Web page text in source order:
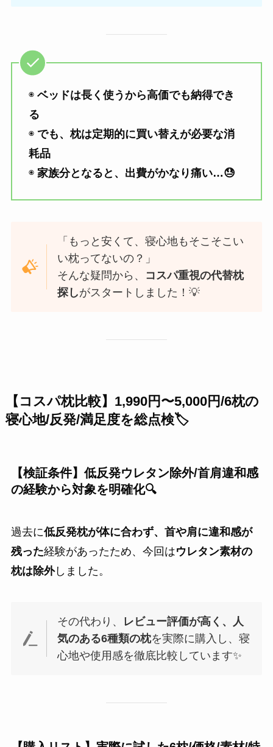
◉ ベッドは長く使うから高価でも納得でき
る
◉ でも、枕は定期的に買い替えが必要な消
耗品
◉ 家族分となると、出費がかなり痛い…😓
「もっと安くて、寝心地もそこそこい
い枕ってないの？」
そんな疑問から、 コスパ重視の代替枕
探しがスタートしました！💡
【コスパ枕比較】1,990円〜5,000円/6枕の
寝心地/反発/満足度を総点検🏷
【検証条件】低反発ウレタン除外/首肩違和感
の経験から対象を明確化🔍
過去に低反発枕が体に合わず、首や肩に違和感が
残った経験があったため、今回はウレタン素材の
枕は除外しました。
その代わり、 レビュー評価が高く、人
気のある6種類の枕を実際に購入し、寝
心地や使用感を徹底比較しています✨